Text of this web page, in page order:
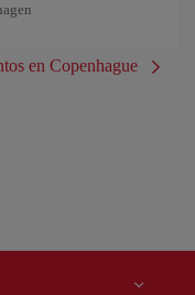
en Copenhague